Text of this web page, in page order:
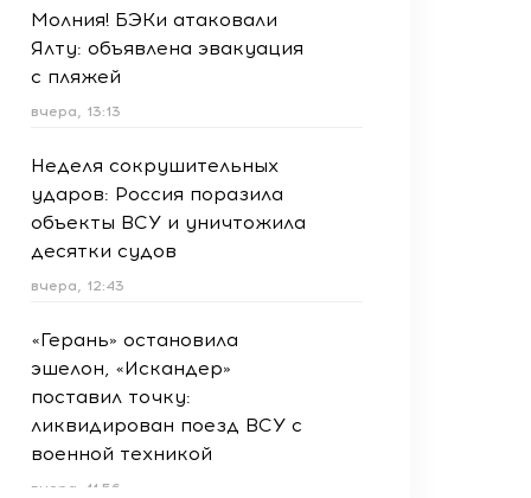
Молния! БЭКи атаковали
Ялту: объявлена эвакуация
с пляжей
вчера, 13:13
Неделя сокрушительных
ударов: Россия поразила
объекты ВСУ и уничтожила
десятки судов
вчера, 12:43
«Герань» остановила
эшелон, «Искандер»
поставил точку:
ликвидирован поезд ВСУ с
военной техникой
вчера, 11:56